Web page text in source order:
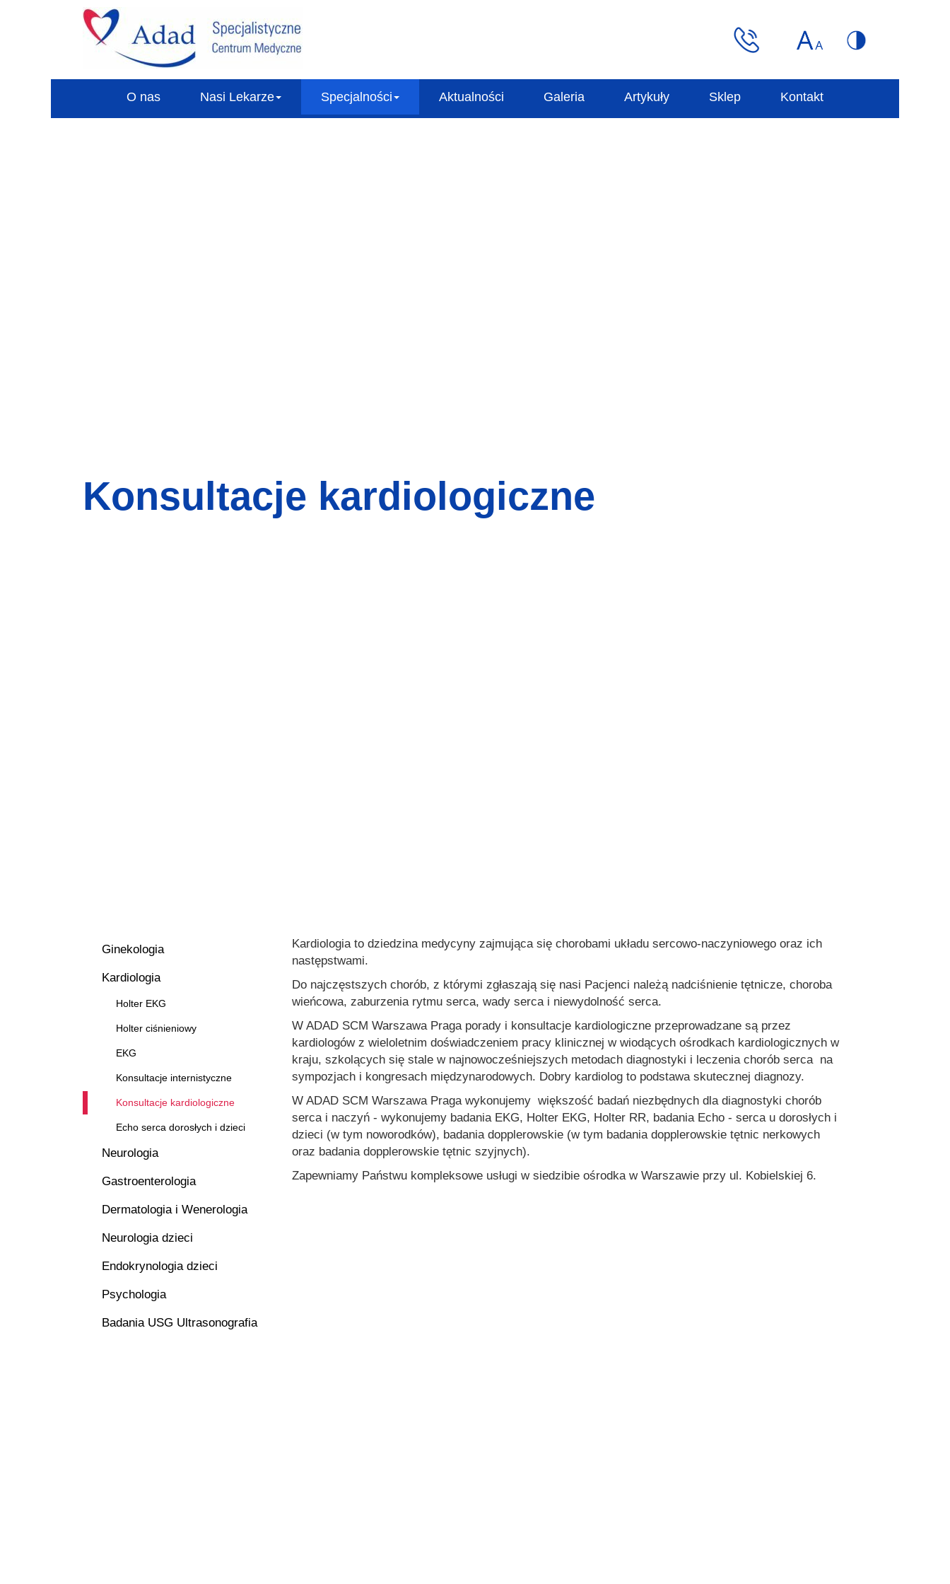
O nas Nasi Lekarze Specjalności Aktualności Galeria Artykuły Sklep Kontakt
Konsultacje kardiologiczne
Ginekologia
Kardiologia
Holter EKG
Holter ciśnieniowy
EKG
Konsultacje internistyczne
Konsultacje kardiologiczne
Echo serca dorosłych i dzieci
Neurologia
Gastroenterologia
Dermatologia i Wenerologia
Neurologia dzieci
Endokrynologia dzieci
Psychologia
Badania USG Ultrasonografia
Kardiologia to dziedzina medycyny zajmująca się chorobami układu sercowo-naczyniowego oraz ich
następstwami.
Do najczęstszych chorób, z którymi zgłaszają się nasi Pacjenci należą nadciśnienie tętnicze, choroba
wieńcowa, zaburzenia rytmu serca, wady serca i niewydolność serca.
W ADAD SCM Warszawa Praga porady i konsultacje kardiologiczne przeprowadzane są przez
kardiologów z wieloletnim doświadczeniem pracy klinicznej w wiodących ośrodkach kardiologicznych w
kraju, szkolących się stale w najnowocześniejszych metodach diagnostyki i leczenia chorób serca na
sympozjach i kongresach międzynarodowych. Dobry kardiolog to podstawa skutecznej diagnozy.
W ADAD SCM Warszawa Praga wykonujemy większość badań niezbędnych dla diagnostyki chorób
serca i naczyń - wykonujemy badania EKG, Holter EKG, Holter RR, badania Echo - serca u dorosłych i
dzieci (w tym noworodków), badania dopplerowskie (w tym badania dopplerowskie tętnic nerkowych
oraz badania dopplerowskie tętnic szyjnych).
Zapewniamy Państwu kompleksowe usługi w siedzibie ośrodka w Warszawie przy ul. Kobielskiej 6.